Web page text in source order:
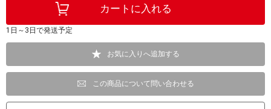
1日～3日で発送予定
お気に入りへ追加する
この商品について問い合わせる